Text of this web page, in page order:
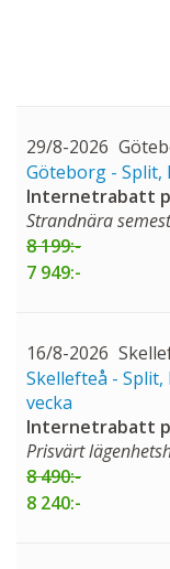
29/8-2026
Göteborg - Split,
Internetrabatt
Strandnära
8 199:-
7 949:-
16/8-2026
Skellefteå -
vecka
Internetrabatt
Prisvärt
8 490:-
8 240:-